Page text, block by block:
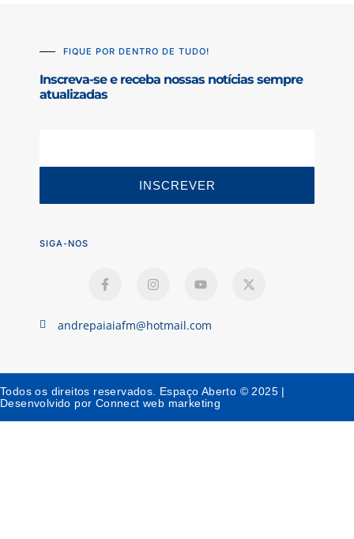
FIQUE POR DENTRO DE TUDO!
Inscreva-se e receba nossas notícias sempre
atualizadas
INSCREVER
SIGA-NOS
andrepaiaiafm@hotmail.com
Todos os direitos reservados. Espaço Aberto © 2025 |
Desenvolvido por Connect web marketing